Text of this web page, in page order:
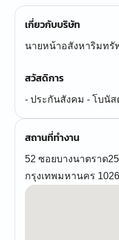
เกี่ยวกับบริษัท
นายหน้าอสังหาริมทรั
สวัสดิการ
- ประกันสังคม - โบนั
สถานที่ทำงาน
52 ซอยบางนาตราด
กรุงเทพมหานคร